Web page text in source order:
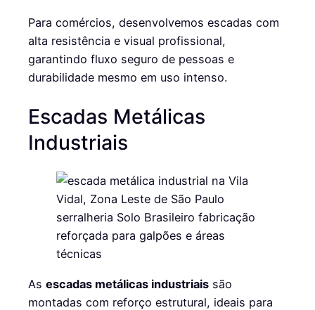
Para comércios, desenvolvemos escadas com
alta resistência e visual profissional,
garantindo fluxo seguro de pessoas e
durabilidade mesmo em uso intenso.
Escadas Metálicas
Industriais
As escadas metálicas industriais são
montadas com reforço estrutural, ideais para